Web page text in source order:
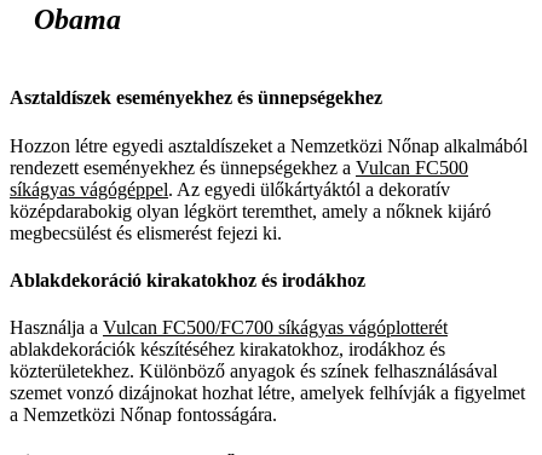
Obama
Asztaldíszek eseményekhez és ünnepségekhez
Hozzon létre egyedi asztaldíszeket a Nemzetközi Nőnap alkalmából
rendezett eseményekhez és ünnepségekhez a Vulcan FC500
síkágyas vágógéppel. Az egyedi ülőkártyáktól a dekoratív
középdarabokig olyan légkört teremthet, amely a nőknek kijáró
megbecsülést és elismerést fejezi ki.
Ablakdekoráció kirakatokhoz és irodákhoz
Használja a Vulcan FC500/FC700 síkágyas vágóplotterét
ablakdekorációk készítéséhez kirakatokhoz, irodákhoz és
közterületekhez. Különböző anyagok és színek felhasználásával
szemet vonzó dizájnokat hozhat létre, amelyek felhívják a figyelmet
a Nemzetközi Nőnap fontosságára.